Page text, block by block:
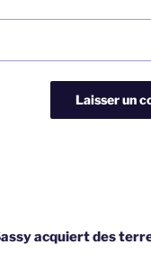
acquiert des